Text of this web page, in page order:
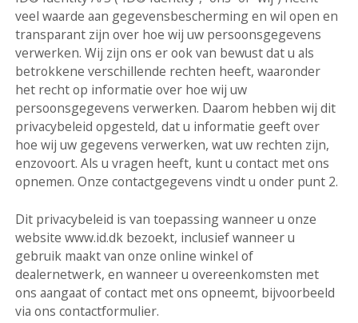
veel waarde aan gegevensbescherming en wil open en
transparant zijn over hoe wij uw persoonsgegevens
verwerken. Wij zijn ons er ook van bewust dat u als
betrokkene verschillende rechten heeft, waaronder
het recht op informatie over hoe wij uw
persoonsgegevens verwerken. Daarom hebben wij dit
privacybeleid opgesteld, dat u informatie geeft over
hoe wij uw gegevens verwerken, wat uw rechten zijn,
enzovoort. Als u vragen heeft, kunt u contact met ons
opnemen. Onze contactgegevens vindt u onder punt 2.
Dit privacybeleid is van toepassing wanneer u onze
website www.id.dk bezoekt, inclusief wanneer u
gebruik maakt van onze online winkel of
dealernetwerk, en wanneer u overeenkomsten met
ons aangaat of contact met ons opneemt, bijvoorbeeld
via ons contactformulier.